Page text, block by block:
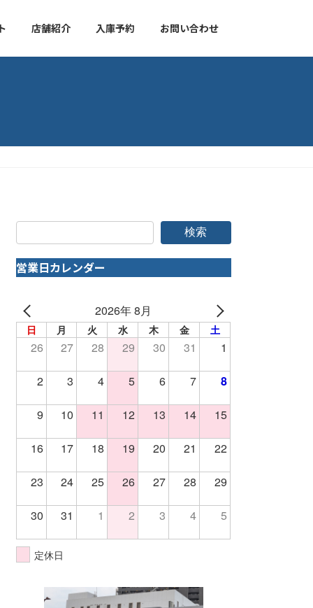
店舗紹介 入庫予約 お問い合わせ
検索
営業日カレンダー
2026年 8月
日 月 火 水 木 金 土
26 27 28 29 30 31 1
2 3 4 5 6 7 8
9 10 11 12 13 14 15
16 17 18 19 20 21 22
23 24 25 26 27 28 29
30 31 1 2 3 4 5
定休日